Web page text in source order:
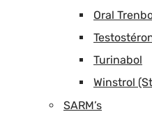
Oral
Turinabol
Winstrol
SARM’s